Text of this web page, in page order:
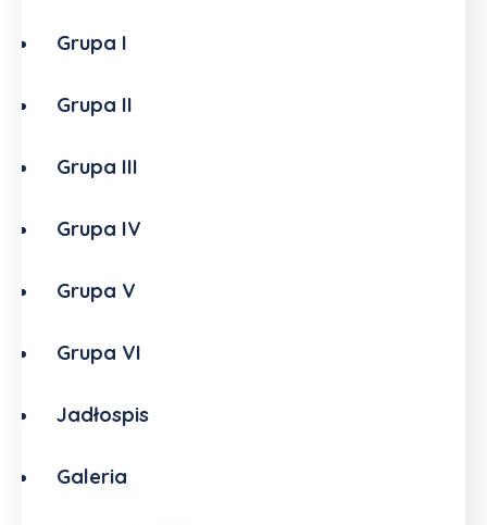
Grupa I
Grupa II
Grupa III
Grupa IV
Grupa V
Grupa VI
Jadłospis
Galeria